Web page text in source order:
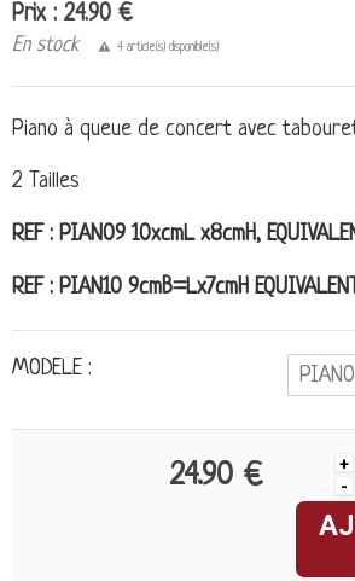
Prix : 24.90 €
En stock 4 article(s) disponible(s)
Piano à queue de concert avec
2 Tailles
REF : PIAN09 10xcmL x8cmH,
REF : PIAN10 9cmB=Lx7cmH
MODELE :
24.90 €
+
-